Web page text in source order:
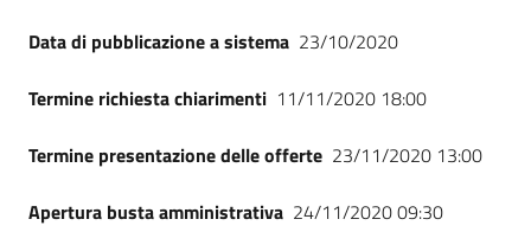
Data di pubblicazione a sistema 23/10/2020
Termine richiesta chiarimenti 11/11/2020 18:00
Termine presentazione delle offerte 23/11/2020 13:00
Apertura busta amministrativa 24/11/2020 09:30